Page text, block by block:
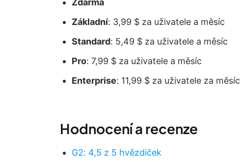
Zdarma
Základní: 3,99 $ za uživatele a měsíc
Standard: 5,49 $ za uživatele a měsíc
Pro: 7,99 $ za uživatele a měsíc
Enterprise: 11,99 $ za uživatele za měsíc
Hodnocení a recenze
G2: 4,5 z 5 hvězdiček